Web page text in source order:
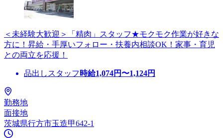
＜未経験大歓迎＞「精肉」スタッフ★モクモク作業が好きな
方に！昇給・手厚いフォロー・扶養内相談OK！家事・育児
との両立を応援！
品出しスタッフ 時給1,074円〜1,124円
勤務地
面接地
茨城県行方市玉造甲642-1